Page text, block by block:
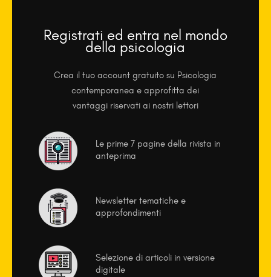
Registrati ed entra nel mondo
della psicologia
Crea il tuo account gratuito su Psicologia
contemporanea e approfitta dei
vantaggi riservati ai nostri lettori
Le prime 7 pagine della rivista in
anteprima
Newsletter tematiche e
approfondimenti
Selezione di articoli in versione
digitale